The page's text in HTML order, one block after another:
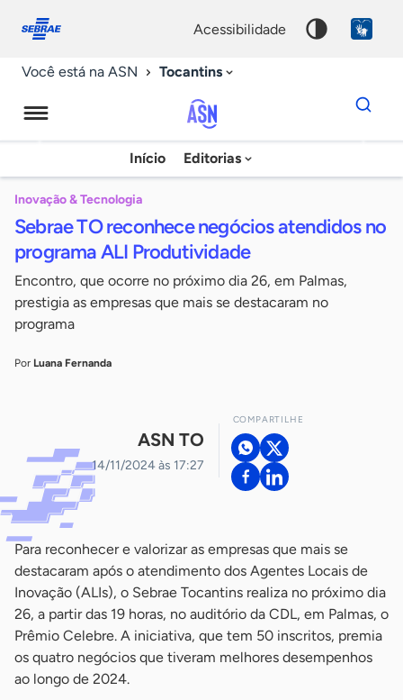
conosco
acessibilidade
Você está na ASN Tocantins
Agência
Sebrae
Notícias
Início Editorias
Dados
para
chave
Inovação & Tecnologia
Sebrae TO reconhece negócios atendidos no
programa ALI Produtividade
Encontro, que ocorre no próximo dia 26, em Palmas,
prestigia as empresas que mais se destacaram no
programa
Por Luana Fernanda
ASN TO
14/11/2024 às 17:27
COMPARTILHE
Para reconhecer e valorizar as empresas que mais se
destacaram após o atendimento dos Agentes Locais de
Inovação (ALIs), o Sebrae Tocantins realiza no próximo dia
26, a partir das 19 horas, no auditório da CDL, em Palmas, o
Prêmio Celebre. A iniciativa, que tem 50 inscritos, premia
os quatro negócios que tiveram melhores desempenhos
ao longo de 2024.